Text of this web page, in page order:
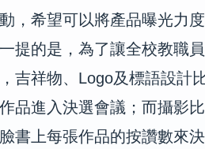
，希望可以將產品曝光力
提的是，為了讓全校教職
吉祥物、 Logo及標語設計
品進入決選會議；而攝影
書上每張作品的按讚數來